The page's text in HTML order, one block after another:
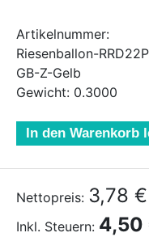
Artikelnummer:
Riesenballon-
GB-Z-Gelb
Gewicht: 0.3000
In den Warenkorb
Nettopreis: 3,78 €
Inkl. Steuern: 4,50